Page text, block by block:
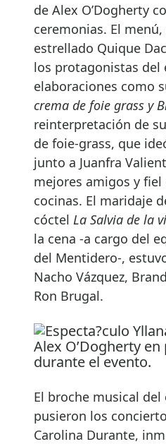
de Alex O’Dogherty
ceremonias. El
estrellado Quique
los protagonistas del
elaboraciones como
crema de foie grass y
reinterpretación de
de foie-grass, que
junto a Juanfra
mejores amigos y fiel
cocinas. El maridaje
cóctel La Salvia de la
la cena -a cargo del
del Mentidero-,
Nacho Vázquez,
Ron Brugal.
Alex O’Dogherty
durante el evento.
El broche musical
pusieron los
Carolina Durante,